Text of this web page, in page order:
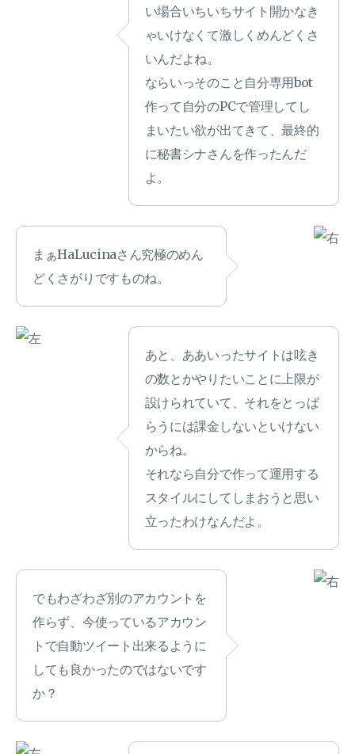
い場合いちいちサイト開かなき
ゃいけなくて激しくめんどくさ
いんだよね。
ならいっそのこと自分専用bot
作って自分のPCで管理してし
まいたい欲が出てきて、最終的
に秘書シナさんを作ったんだ
よ。
まぁHaLucinaさん究極のめん
どくさがりですものね。
あと、ああいったサイトは呟き
の数とかやりたいことに上限が
設けられていて、それをとっぱ
らうには課金しないといけない
からね。
それなら自分で作って運用する
スタイルにしてしまおうと思い
立ったわけなんだよ。
でもわざわざ別のアカウントを
作らず、今使っているアカウン
トで自動ツイート出来るように
しても良かったのではないです
か？